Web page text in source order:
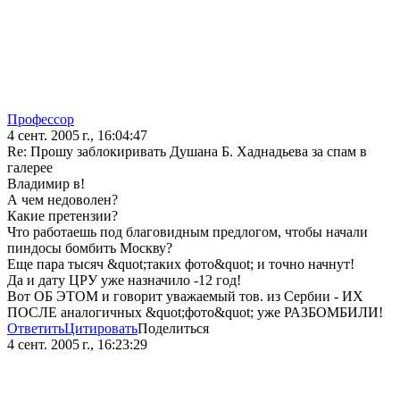
Профессор
4 сент. 2005 г., 16:04:47
Re: Прошу заблокиривать Душана Б. Хаднадьева за спам в
галерее
Владимир в!
А чем недоволен?
Какие претензии?
Что работаешь под благовидным предлогом, чтобы начали
пиндосы бомбить Москву?
Еще пара тысяч &quot;таких фото&quot; и точно начнут!
Да и дату ЦРУ уже назначило -12 год!
Вот ОБ ЭТОМ и говорит уважаемый тов. из Сербии - ИХ
ПОСЛЕ аналогичных &quot;фото&quot; уже РАЗБОМБИЛИ!
ОтветитьЦитироватьПоделиться
4 сент. 2005 г., 16:23:29